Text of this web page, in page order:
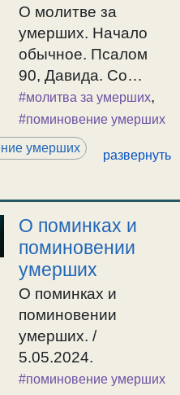
О молитве за
умерших. Начало
обычное. Псалом
90, Давида. Со
душами
праведников.
Ектения Сугубая,
заупокойная. Кондак
упокой» и Икос.
Отпуст и Вечная
память.
#молитва за умерших,
#поминовение умерших
умерших
развернуть
О поминках и
поминовении
умерших
О поминках и
поминовении
умерших. /
5.05.2024.
#поминовение умерших